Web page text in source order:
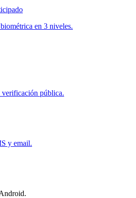
en 3 niveles.
pública.
y email.